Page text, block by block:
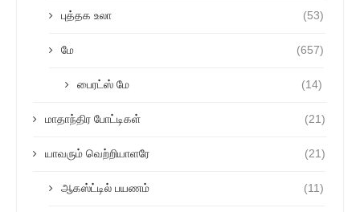
புத்தக உலா (53)
மே (657)
பைரட்ஸ் மே (14)
மாதாந்திர போட்டிகள் (21)
யாவரும் வெற்றியாளரே (21)
ஆகஸ்ட்டில் பயணம் (11)